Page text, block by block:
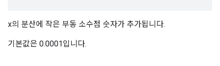
x의 분산에 작은 부동 소수점 숫자가 추가됩니다.
기본값은 0.0001입니다.